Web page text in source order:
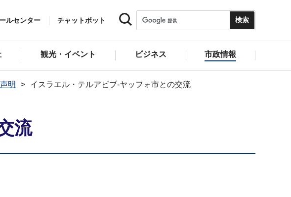
ルセンター チャットボット
観光・イベント ビジネス 市政情報
明 イスラエル・テルアビブ-ヤッフォ市との交流
流